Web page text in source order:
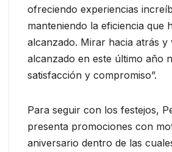
ofreciendo experiencias
manteniendo la eficiencia que
alcanzado. Mirar hacia atrás y
alcanzado en este último año
satisfacción y compromiso”.
Para seguir con los festejos,
presenta promociones con
aniversario dentro de las